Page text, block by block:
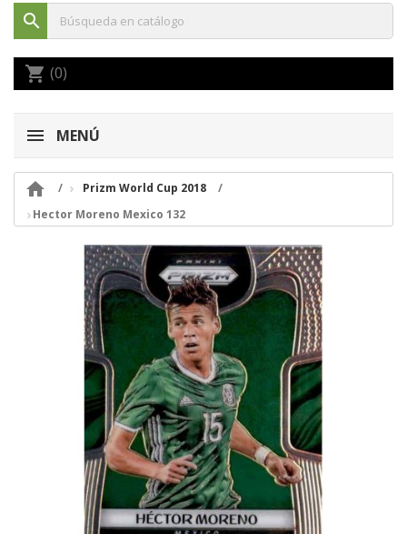
search
shopping_cart (0)
MENÚ

Prizm World Cup 2018
Hector Moreno Mexico 132